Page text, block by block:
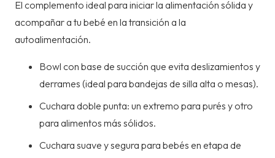
CUCHARA
ROSA
cantidad
El complemento ideal para iniciar la alimentación sólida y
acompañar a tu bebé en la transición a la
autoalimentación.
Bowl con base de succión que evita deslizamientos y
derrames (ideal para bandejas de silla alta o mesas).
Cuchara doble punta: un extremo para purés y otro
para alimentos más sólidos.
Cuchara suave y segura para bebés en etapa de